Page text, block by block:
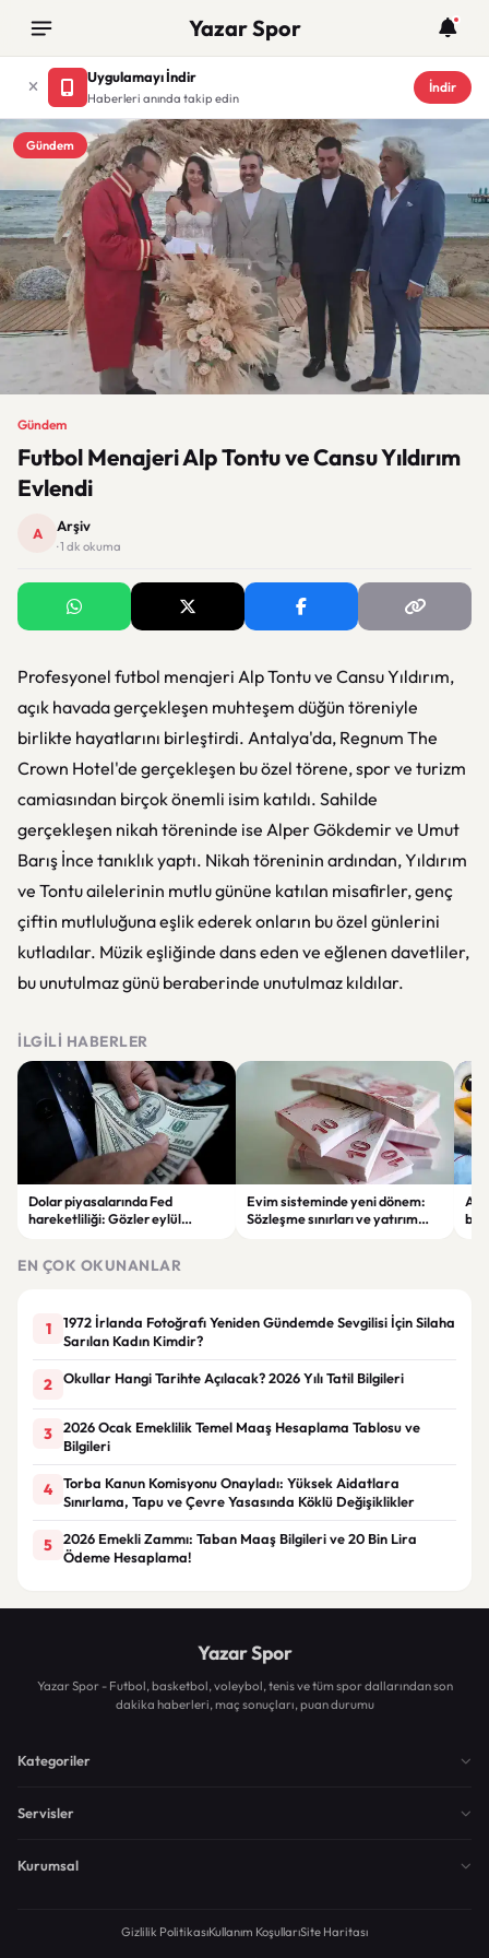
Yazar Spor
Uygulamayı İndir
Haberleri anında takip edin
İndir
Gündem
Gündem
Futbol Menajeri Alp Tontu ve Cansu Yıldırım
Evlendi
A Arşiv
· 1 dk okuma
Profesyonel futbol menajeri Alp Tontu ve Cansu Yıldırım,
açık havada gerçekleşen muhteşem düğün töreniyle
birlikte hayatlarını birleştirdi. Antalya'da, Regnum The
Crown Hotel'de gerçekleşen bu özel törene, spor ve turizm
camiasından birçok önemli isim katıldı. Sahilde
gerçekleşen nikah töreninde ise Alper Gökdemir ve Umut
Barış İnce tanıklık yaptı. Nikah töreninin ardından, Yıldırım
ve Tontu ailelerinin mutlu gününe katılan misafirler, genç
çiftin mutluluğuna eşlik ederek onların bu özel günlerini
kutladılar. Müzik eşliğinde dans eden ve eğlenen davetliler,
bu unutulmaz günü beraberinde unutulmaz kıldılar.
İLGILI HABERLER
Dolar piyasalarında Fed
hareketliliği: Gözler eylül
Evim sisteminde yeni dönem:
Sözleşme sınırları ve yatırım
EN ÇOK OKUNANLAR
1
1972 İrlanda Fotoğrafı Yeniden Gündemde Sevgilisi İçin Silaha
Sarılan Kadın Kimdir?
2 Okullar Hangi Tarihte Açılacak? 2026 Yılı Tatil Bilgileri
3
2026 Ocak Emeklilik Temel Maaş Hesaplama Tablosu ve
Bilgileri
4
Torba Kanun Komisyonu Onayladı: Yüksek Aidatlara
Sınırlama, Tapu ve Çevre Yasasında Köklü Değişiklikler
5
2026 Emekli Zammı: Taban Maaş Bilgileri ve 20 Bin Lira
Ödeme Hesaplama!
Yazar Spor
Yazar Spor - Futbol, basketbol, voleybol, tenis ve tüm spor dallarından son
dakika haberleri, maç sonuçları, puan durumu
Kategoriler
Servisler
Kurumsal
Gizlilik PolitikasıKullanım KoşullarıSite Haritası